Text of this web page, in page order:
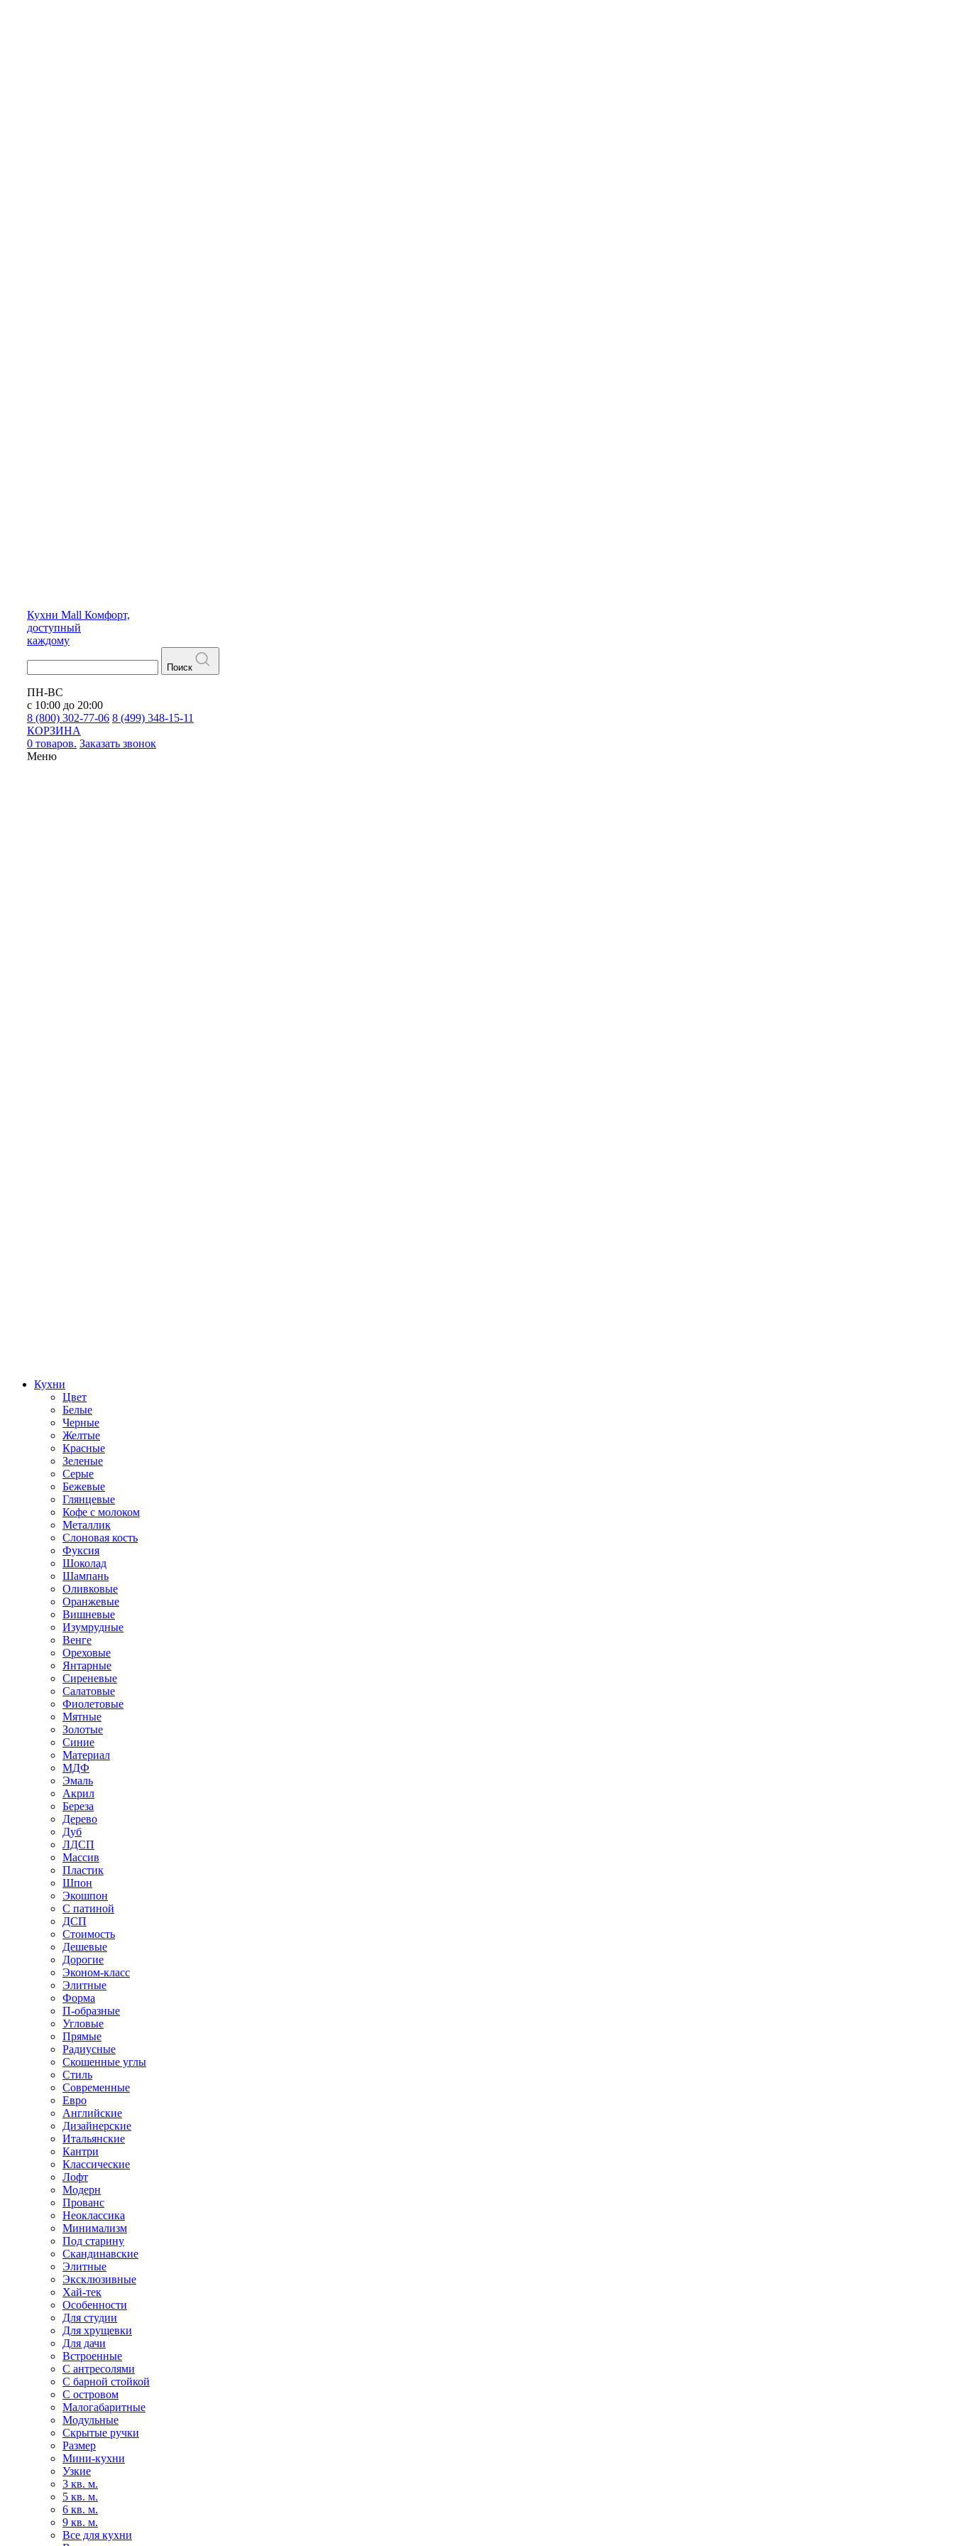
Кухни Mall Комфорт,
доступный
каждому
Поиск
ПН-ВС
с 10:00 до 20:00
8 (800) 302-77-06 8 (499) 348-15-11
КОРЗИНА
0 товаров. Заказать звонок
Меню
Кухни
Цвет
Белые
Черные
Желтые
Красные
Зеленые
Серые
Бежевые
Глянцевые
Кофе с молоком
Металлик
Слоновая кость
Фуксия
Шоколад
Шампань
Оливковые
Оранжевые
Вишневые
Изумрудные
Венге
Ореховые
Янтарные
Сиреневые
Салатовые
Фиолетовые
Мятные
Золотые
Синие
Материал
МДФ
Эмаль
Акрил
Береза
Дерево
Дуб
ЛДСП
Массив
Пластик
Шпон
Экошпон
С патиной
ДСП
Стоимость
Дешевые
Дорогие
Эконом-класс
Элитные
Форма
П-образные
Угловые
Прямые
Радиусные
Скошенные углы
Стиль
Современные
Евро
Английские
Дизайнерские
Итальянские
Кантри
Классические
Лофт
Модерн
Прованс
Неоклассика
Минимализм
Под старину
Скандинавские
Элитные
Эксклюзивные
Хай-тек
Особенности
Для студии
Для хрущевки
Для дачи
Встроенные
С антресолями
С барной стойкой
С островом
Малогабаритные
Модульные
Скрытые ручки
Размер
Мини-кухни
Узкие
3 кв. м.
5 кв. м.
6 кв. м.
9 кв. м.
Все для кухни